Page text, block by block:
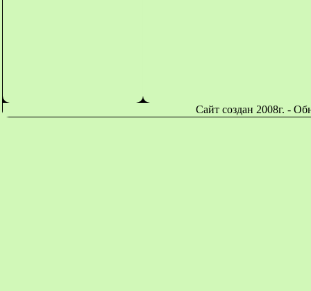
Сайт создан 2008г. -